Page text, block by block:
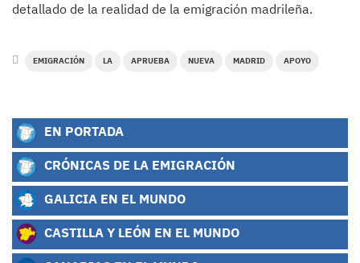
detallado de la realidad de la emigración madrileña.
EMIGRACIÓN LA APRUEBA NUEVA MADRID APOYO
EN PORTADA
CRÓNICAS DE LA EMIGRACIÓN
GALICIA EN EL MUNDO
CASTILLA Y LEÓN EN EL MUNDO